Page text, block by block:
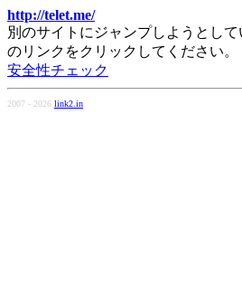
http://telet.me/
別のサイトにジャンプしようとし
のリンクをクリックしてください。
安全性チェック
2007 - 2026 link2.in